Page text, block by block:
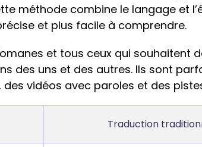
méthode combine le langage et
et plus facile à comprendre.
et tous ceux qui souhaitent
des uns et des autres. Ils sont
vidéos avec paroles et des
Traduction